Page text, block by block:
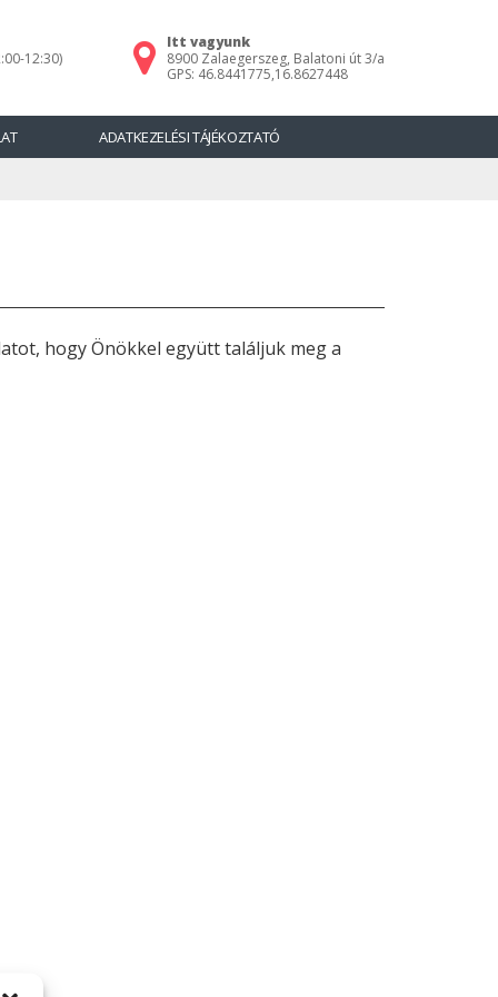
12:30)
Itt vagyunk
8900 Zalaegerszeg, Balatoni út 3/a
GPS: 46.8441775,16.8627448
ADATKEZELÉSI TÁJÉKOZTATÓ
hogy Önökkel együtt találjuk meg a